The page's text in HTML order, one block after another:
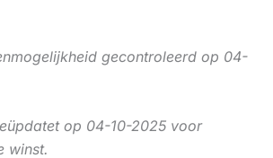
gecontroleerd op 04-
op 04-10-2025 voor
winst.